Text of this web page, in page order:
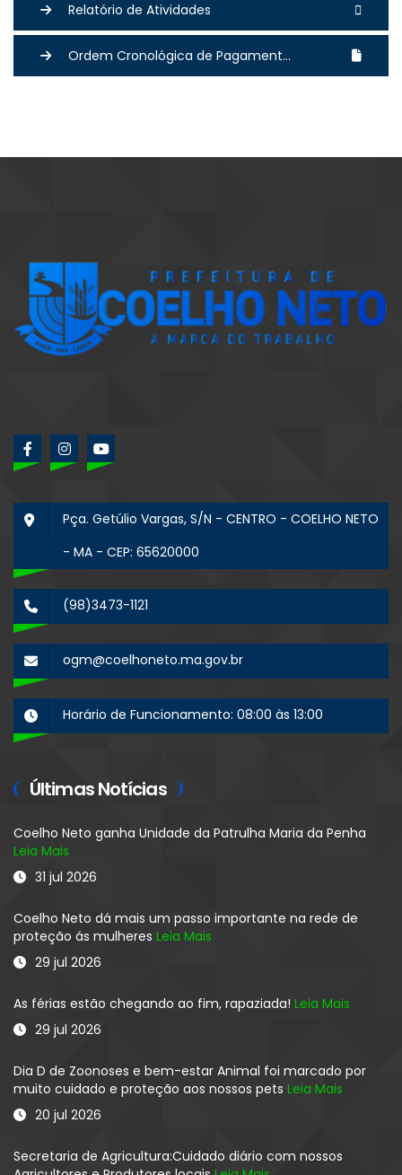
Relatório de Atividades
Ordem Cronológica de Pagament...
Pça. Getúlio Vargas, S/N - CENTRO - COELHO NETO
- MA - CEP: 65620000
(98)3473-1121
ogm@coelhoneto.ma.gov.br
Horário de Funcionamento: 08:00 às 13:00
Últimas Notícias
Coelho Neto ganha Unidade da Patrulha Maria da Penha
Leia Mais
31 jul 2026
Coelho Neto dá mais um passo importante na rede de
proteção ás mulheres Leia Mais
29 jul 2026
As férias estão chegando ao fim, rapaziada! Leia Mais
29 jul 2026
Dia D de Zoonoses e bem-estar Animal foi marcado por
muito cuidado e proteção aos nossos pets Leia Mais
20 jul 2026
Secretaria de Agricultura:Cuidado diário com nossos